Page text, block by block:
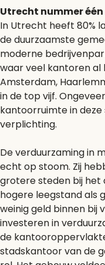
Utrecht nummer één
In Utrecht heeft 80%
de duurzaamste
moderne
waar veel kantoren al
Amsterdam,
in de top vijf.
kantoorruimte in
verplichting.
De verduurzaming in
echt op stoom. Zij
grotere steden bij het
hogere leegstand als
weinig geld binnen bij
investeren in
de
stadskantoor van de